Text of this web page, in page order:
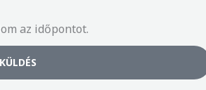
az időpontot.
KÜLDÉS